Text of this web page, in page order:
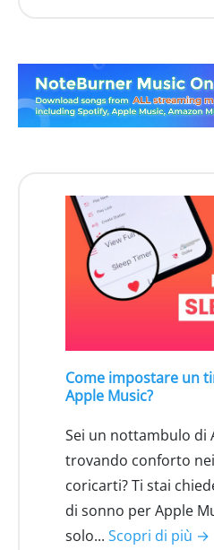
Come impostare un
Apple Music?
Sei un nottambulo di
trovando conforto
coricarti? Ti stai
di sonno per Apple
solo... Scopri di più →